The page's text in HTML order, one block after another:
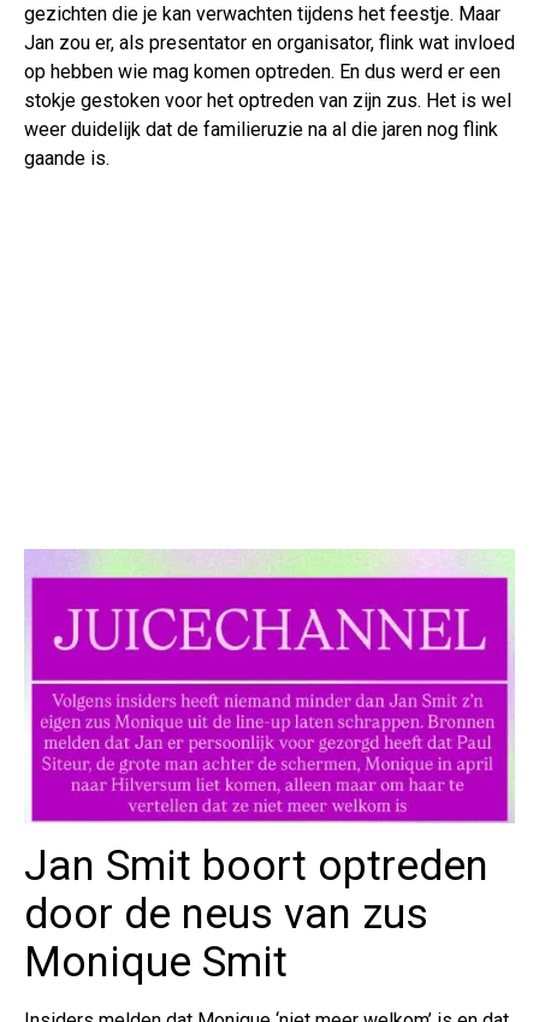
gezichten die je kan verwachten tijdens het feestje. Maar
Jan zou er, als presentator en organisator, flink wat invloed
op hebben wie mag komen optreden. En dus werd er een
stokje gestoken voor het optreden van zijn zus. Het is wel
weer duidelijk dat de familieruzie na al die jaren nog flink
gaande is.
Jan Smit boort optreden
door de neus van zus
Monique Smit